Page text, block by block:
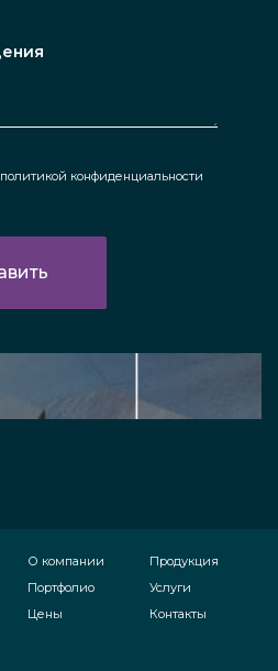
политикой конфиденциальности
О компании
Портфолио
Цены
Продукция
Услуги
Контакты